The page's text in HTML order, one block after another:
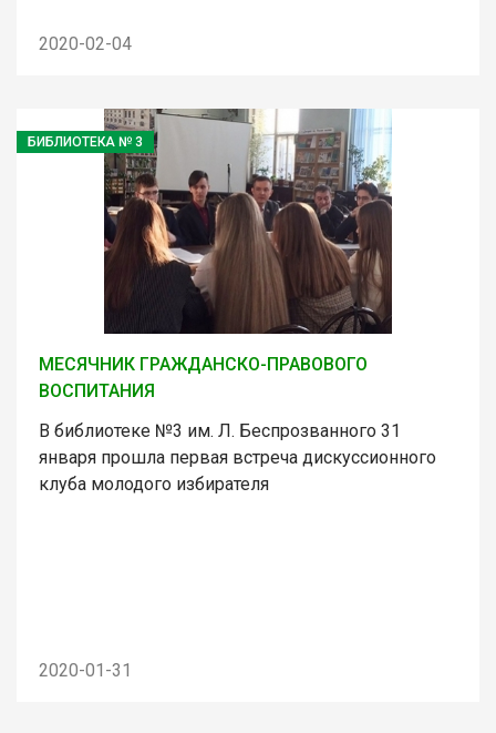
2020-02-04
БИБЛИОТЕКА № 3
МЕСЯЧНИК ГРАЖДАНСКО-ПРАВОВОГО
ВОСПИТАНИЯ
В библиотеке №3 им. Л. Беспрозванного 31
января прошла первая встреча дискуссионного
клуба молодого избирателя
2020-01-31